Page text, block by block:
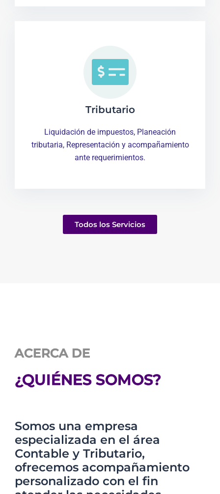
Tributario
Liquidación de impuestos, Planeación
tributaria, Representación y acompañamiento
ante requerimientos.
Todos los Servicios
ACERCA DE
¿QUIÉNES SOMOS?
Somos una empresa
especializada en el área
Contable y Tributario,
ofrecemos acompañamiento
personalizado con el fin